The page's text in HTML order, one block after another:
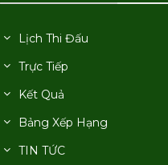
Lịch Thi Đấu
Trực Tiếp
Kết Quả
Bảng Xếp Hạng
TIN TỨC